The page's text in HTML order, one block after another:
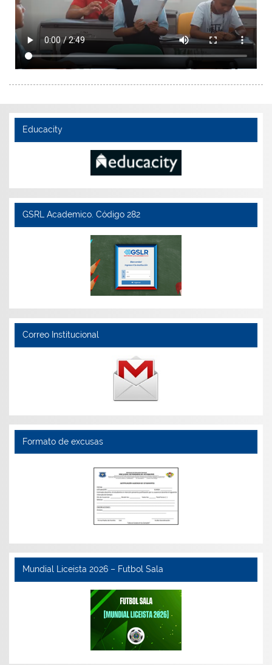
Educacity
GSRL Academico. Código 282
Correo Institucional
Formato de excusas
Mundial Liceista 2026 – Futbol Sala